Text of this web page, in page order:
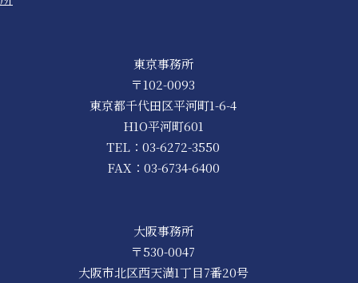
東京事務所
〒102-0093
東京都千代田区平河町1-6-4
H1O平河町601
TEL： 03-6272-3550
FAX：03-6734-6400
大阪事務所
〒530-0047
大阪市北区西天満1丁目7番20号